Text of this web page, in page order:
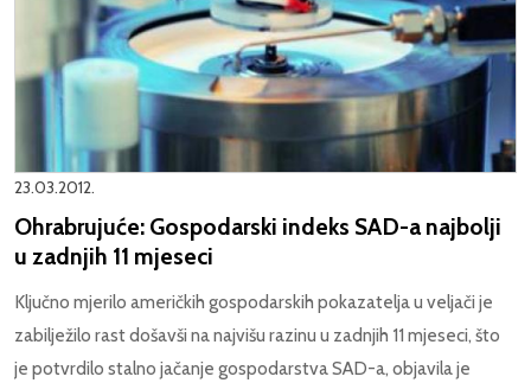
23.03.2012.
Ohrabrujuće: Gospodarski indeks SAD-a najbolji
u zadnjih 11 mjeseci
Ključno mjerilo američkih gospodarskih pokazatelja u veljači je
zabilježilo rast došavši na najvišu razinu u zadnjih 11 mjeseci, što
je potvrdilo stalno jačanje gospodarstva SAD-a, objavila je